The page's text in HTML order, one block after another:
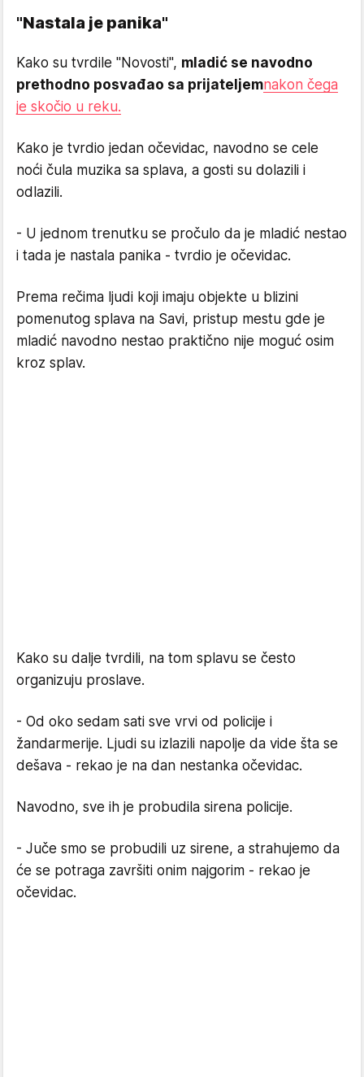
"Nastala je panika"
Kako su tvrdile "Novosti", mladić se navodno
prethodno posvađao sa prijateljemnakon čega
je skočio u reku.
Kako je tvrdio jedan očevidac, navodno se cele
noći čula muzika sa splava, a gosti su dolazili i
odlazili.
- U jednom trenutku se pročulo da je mladić nestao
i tada je nastala panika - tvrdio je očevidac.
Prema rečima ljudi koji imaju objekte u blizini
pomenutog splava na Savi, pristup mestu gde je
mladić navodno nestao praktično nije moguć osim
kroz splav.
Kako su dalje tvrdili, na tom splavu se često
organizuju proslave.
- Od oko sedam sati sve vrvi od policije i
žandarmerije. Ljudi su izlazili napolje da vide šta se
dešava - rekao je na dan nestanka očevidac.
Navodno, sve ih je probudila sirena policije.
- Juče smo se probudili uz sirene, a strahujemo da
će se potraga završiti onim najgorim - rekao je
očevidac.